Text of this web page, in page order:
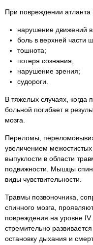
При повреждении
нарушение движений
боль в верхней части
тошнота;
потеря сознания;
нарушение зрения;
судороги.
В тяжелых случаях, когда
больной погибает в
мозга.
Переломы,
увеличением
выпуклости в области
подвижности. Мышцы
виды чувствительности.
Травмы позвоночника,
спинного мозга,
повреждения на уровне
стремительно
остановку дыхания и